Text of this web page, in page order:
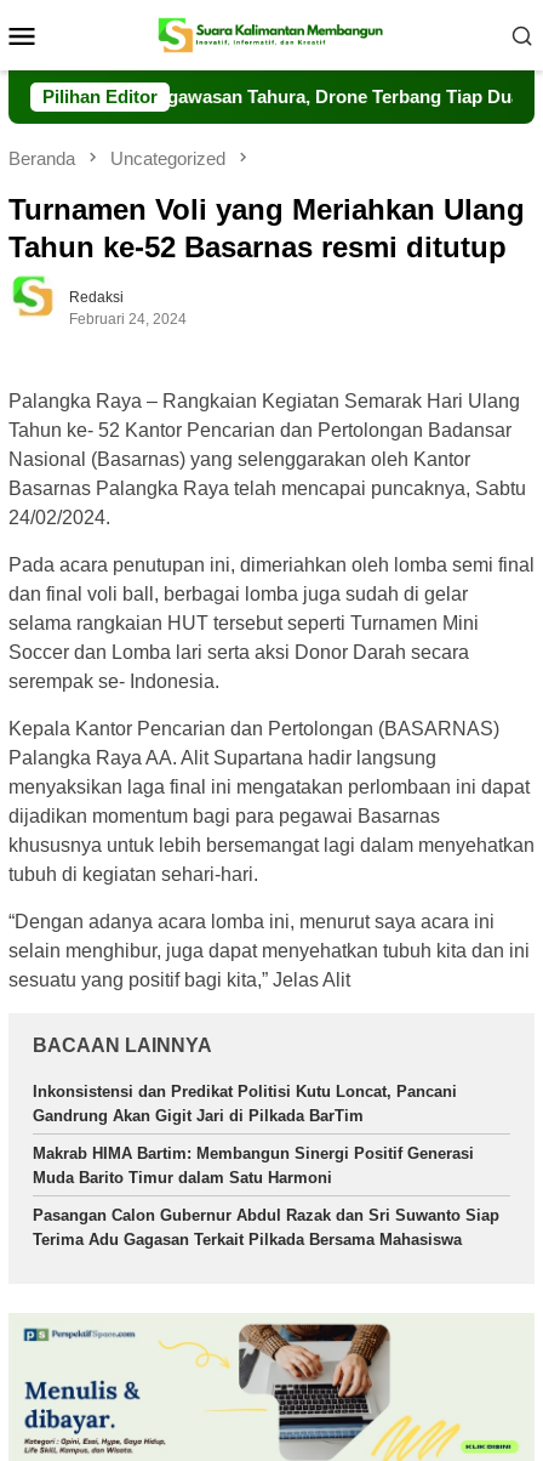
ke
Mobile
Pilihan Editor
Pengawasan Tahura, Drone Terbang Tiap Dua Jam
Beranda Uncategorized
Turnamen Voli yang Meriahkan Ulang
Tahun ke-52 Basarnas resmi ditutup
Redaksi
Februari 24, 2024
Palangka Raya – Rangkaian Kegiatan Semarak Hari Ulang
Tahun ke- 52 Kantor Pencarian dan Pertolongan Badansar
Nasional (Basarnas) yang selenggarakan oleh Kantor
Basarnas Palangka Raya telah mencapai puncaknya, Sabtu
24/02/2024.
Pada acara penutupan ini, dimeriahkan oleh lomba semi final
dan final voli ball, berbagai lomba juga sudah di gelar
selama rangkaian HUT tersebut seperti Turnamen Mini
Soccer dan Lomba lari serta aksi Donor Darah secara
serempak se- Indonesia.
Kepala Kantor Pencarian dan Pertolongan (BASARNAS)
Palangka Raya AA. Alit Supartana hadir langsung
menyaksikan laga final ini mengatakan perlombaan ini dapat
dijadikan momentum bagi para pegawai Basarnas
khususnya untuk lebih bersemangat lagi dalam menyehatkan
tubuh di kegiatan sehari-hari.
“Dengan adanya acara lomba ini, menurut saya acara ini
selain menghibur, juga dapat menyehatkan tubuh kita dan ini
sesuatu yang positif bagi kita,” Jelas Alit
BACAAN LAINNYA
Inkonsistensi dan Predikat Politisi Kutu Loncat, Pancani
Gandrung Akan Gigit Jari di Pilkada BarTim
Makrab HIMA Bartim: Membangun Sinergi Positif Generasi
Muda Barito Timur dalam Satu Harmoni
Pasangan Calon Gubernur Abdul Razak dan Sri Suwanto Siap
Terima Adu Gagasan Terkait Pilkada Bersama Mahasiswa